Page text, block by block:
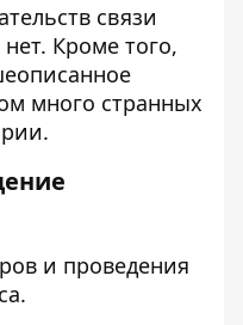
связи
Кроме того,
много странных
и проведения